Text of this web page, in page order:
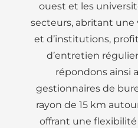
ouest et les
secteurs, abritant une
et d’institutions,
d’entretien
répondons ainsi
gestionnaires de
rayon de 15 km
offrant une